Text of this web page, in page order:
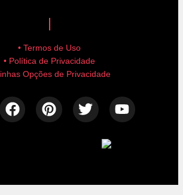
• Termos de Uso
• Política de Privacidade
Opções de Privacidade